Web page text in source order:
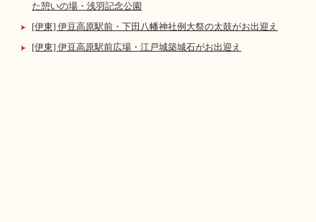
た憩いの場・浅羽記念公園
[伊東] 伊豆高原駅前・下田八幡神社例大祭の太鼓がお出迎え
[伊東] 伊豆高原駅前広場・江戸城築城石がお出迎え